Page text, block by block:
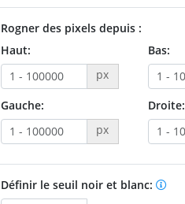
Rogner des pixels depuis :
Haut:
px
Bas:
Gauche:
px
Droite:
Définir le seuil noir et blanc: